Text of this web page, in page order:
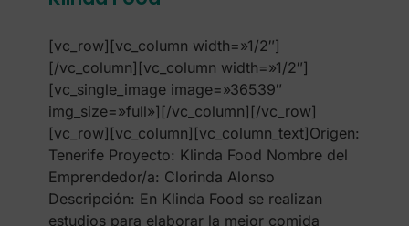
[vc_row][vc_column width=»1/2″]
[/vc_column][vc_column width=»1/2″]
[vc_single_image image=»36539″
img_size=»full»][/vc_column][/vc_row]
[vc_row][vc_column][vc_column_text]Origen:
Tenerife Proyecto: Klinda Food Nombre del
Emprendedor/a: Clorinda Alonso
Descripción: En Klinda Food se realizan
estudios para elaborar la mejor comida